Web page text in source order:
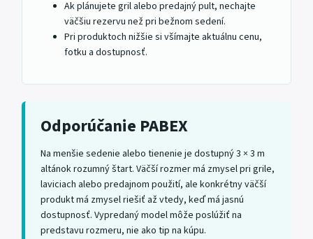
Ak plánujete gril alebo predajný pult, nechajte
väčšiu rezervu než pri bežnom sedení.
Pri produktoch nižšie si všímajte aktuálnu cenu,
fotku a dostupnosť.
Odporúčanie PABEX
Na menšie sedenie alebo tienenie je dostupný 3 × 3 m
altánok rozumný štart. Väčší rozmer má zmysel pri grile,
laviciach alebo predajnom použití, ale konkrétny väčší
produkt má zmysel riešiť až vtedy, keď má jasnú
dostupnosť. Vypredaný model môže poslúžiť na
predstavu rozmeru, nie ako tip na kúpu.